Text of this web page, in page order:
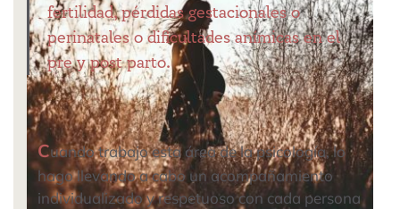
fertilidad, pérdidas gestacionales o
perinatales o dificultades anímicas en el
pre y post parto.
Cuando trabajo esta área de la psicología, lo
hago llevando a cabo un acompañamiento
individualizado y respetuoso con cada persona